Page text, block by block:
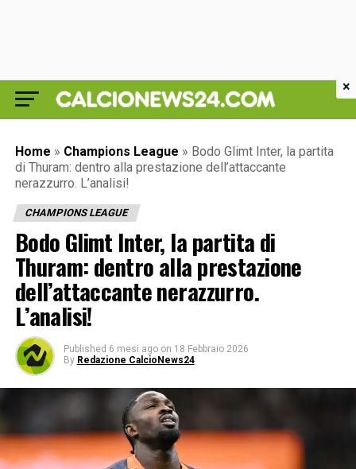
Home » Champions League » Bodo Glimt Inter, la partita
di Thuram: dentro alla prestazione dell’attaccante
nerazzurro. L’analisi!
CHAMPIONS LEAGUE
Bodo Glimt Inter, la partita di
Thuram: dentro alla prestazione
dell’attaccante nerazzurro.
L’analisi!
Published 6 mesi ago on 18 Febbraio 2026
By Redazione CalcioNews24
×